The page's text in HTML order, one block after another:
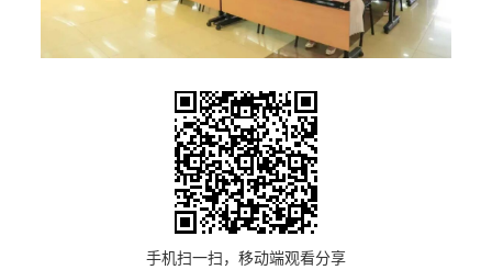
手机扫一扫，移动端观看分享